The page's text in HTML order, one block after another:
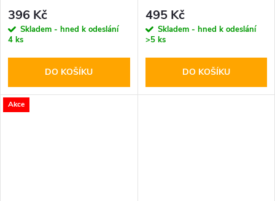
396 Kč
Skladem - hned k odeslání
4 ks
DO KOŠÍKU
495 Kč
Skladem - hned k odeslání
>5 ks
DO KOŠÍKU
Akce